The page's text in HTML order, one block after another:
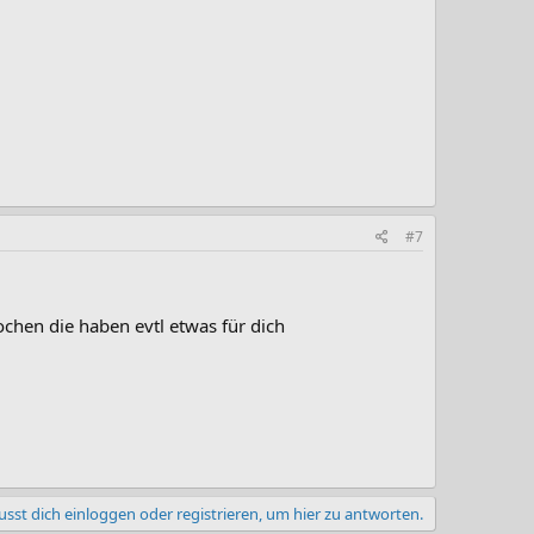
#7
die haben evtl etwas für dich
dich einloggen oder registrieren, um hier zu antworten.